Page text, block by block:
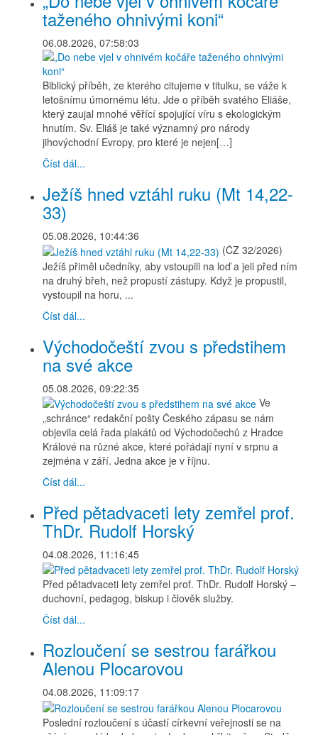
taženého ohnivými koni“
06.08.2026, 07:58:03
Biblický příběh, ze kterého citujeme v titulku, se váže k
letošnímu úmornému létu. Jde o příběh svatého Eliáše,
který zaujal mnohé věřící spojující víru s ekologickým
hnutím. Sv. Eliáš je také významný pro národy
jihovýchodní Evropy, pro které je nejen[…]
Číst dál...
Ježíš hned vztáhl ruku (Mt 14,22-
33)
05.08.2026, 10:44:36
(ČZ 32/2026)
Ježíš přiměl učedníky, aby vstoupili na loď a jeli před ním
na druhý břeh, než propustí zástupy. Když je propustil,
vystoupil na horu, ...
Číst dál...
Východočeští zvou s předstihem
na své akce
05.08.2026, 09:22:35
Ve
„schránce“ redakční pošty Českého zápasu se nám
objevila celá řada plakátů od Východočechů z Hradce
Králové na různé akce, které pořádají nyní v srpnu a
zejména v září. Jedna akce je v říjnu.
Číst dál...
Před pětadvaceti lety zemřel prof.
ThDr. Rudolf Horský
04.08.2026, 11:16:45
Před pětadvaceti lety zemřel prof. ThDr. Rudolf Horský –
duchovní, pedagog, biskup i člověk služby.
Číst dál...
Rozloučení se sestrou farářkou
Alenou Plocarovou
04.08.2026, 11:09:17
Poslední rozloučení s účastí církevní veřejnosti se na